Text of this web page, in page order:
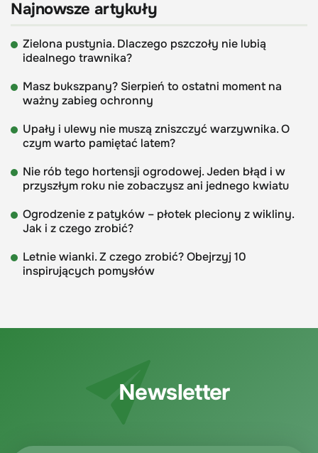
Najnowsze artykuły
Zielona pustynia. Dlaczego pszczoły nie lubią
idealnego trawnika?
Masz bukszpany? Sierpień to ostatni moment na
ważny zabieg ochronny
Upały i ulewy nie muszą zniszczyć warzywnika. O
czym warto pamiętać latem?
Nie rób tego hortensji ogrodowej. Jeden błąd i w
przyszłym roku nie zobaczysz ani jednego kwiatu
Ogrodzenie z patyków – płotek pleciony z wikliny.
Jak i z czego zrobić?
Letnie wianki. Z czego zrobić? Obejrzyj 10
inspirujących pomysłów
Newsletter